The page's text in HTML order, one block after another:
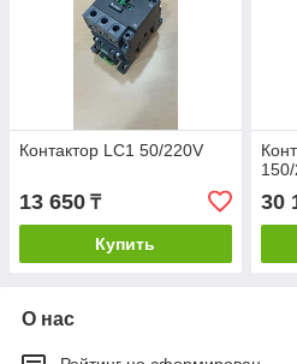
Контактор LC1 50/220V
13 650 ₸
Купить
30
О нас